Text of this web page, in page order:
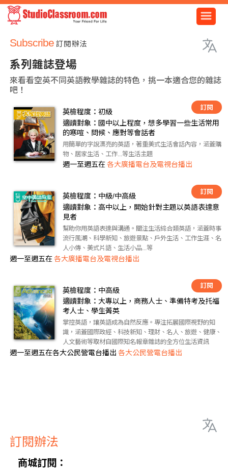
Subscribe 訂閱辦法
系列雜誌登場
來看看空英不同英語教學雜誌的特色，挑一本適合您的雜誌
吧！
訂閱
英檢程度： 初級
適讀對象： 國中以上程度，想多學習一些生活常用
的寒喧、問候、應對等會話者
用簡單的字說漂亮的英語，著重美式生活會話內容，涵蓋購
物、居家生活、工作...等生活主題
週一至週五在 各大廣播電台及電視台播出
訂閱
英檢程度： 中級/中高級
適讀對象： 高中以上，開始針對主題以英語表達意
見者
幫助你用英語表達與溝通。關注生活綜合類英語，涵蓋時事
流行風潮、科學新知、旅遊景點、戶外生活、工作生涯、名
人小傳、美式片語、生活小品...等
週一至週五在 各大廣播電台及電視台播出
訂閱
英檢程度： 中高級
適讀對象： 大專以上，商務人士、準備特考及托福
考人士、學生菁英
掌控英語，讓英語成為自然反應。專注拓展國際視野的知
識，涵蓋國際政經、科技新知、理財、名人、旅遊、健康、
人文藝術等取材自國際知名報章雜誌的全方位生活資訊
週一至週五在各大公民營電台播出 各大公民營電台播出
訂閱辦法
商城訂閱：